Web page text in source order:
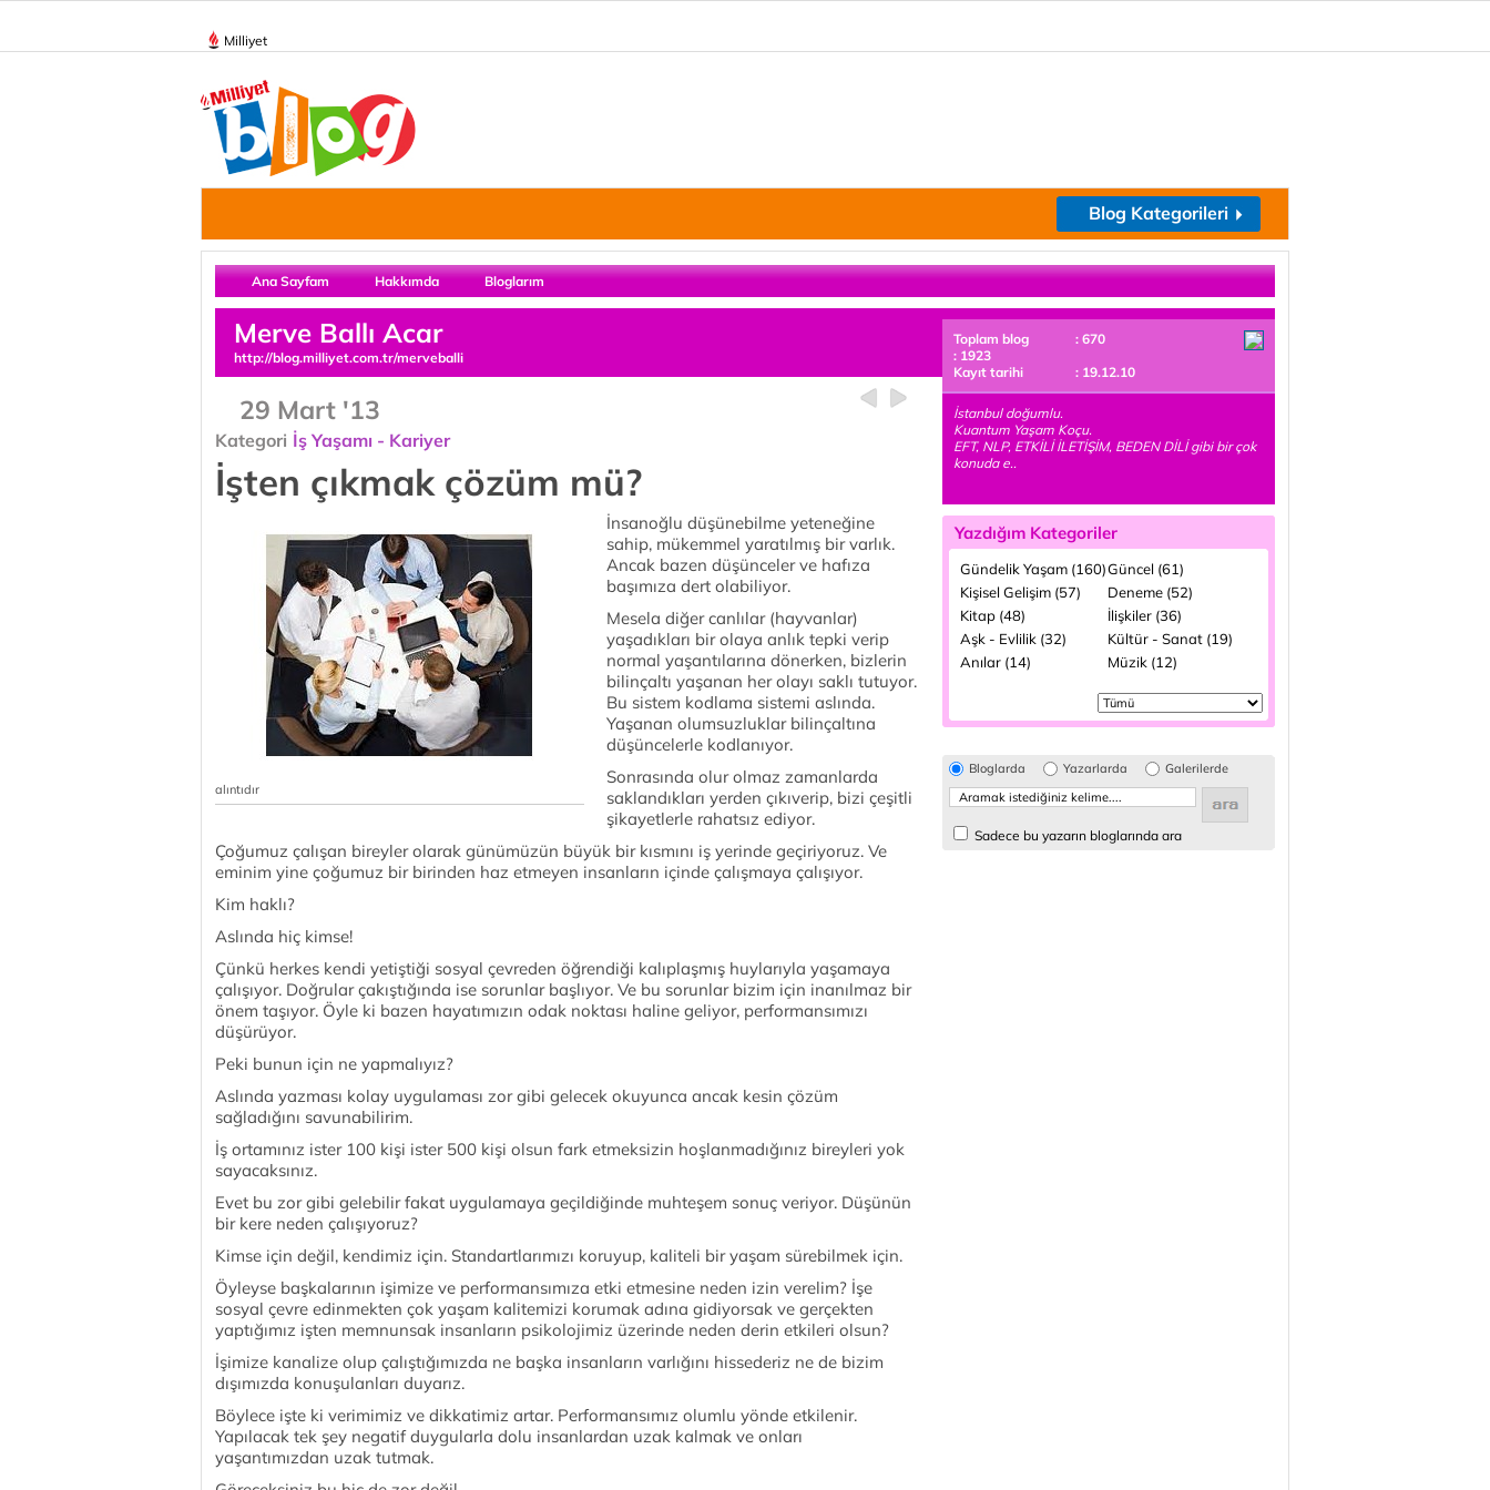
Milliyet
Blog Kategorileri
Ana Sayfam Hakkımda Bloglarım
Merve Ballı Acar
http://blog.milliyet.com.tr/merveballi
29 Mart '13
Kategori İş Yaşamı - Kariyer
İşten çıkmak çözüm mü?
alıntıdır
İnsanoğlu düşünebilme yeteneğine
sahip, mükemmel yaratılmış bir varlık.
Ancak bazen düşünceler ve hafıza
başımıza dert olabiliyor.
Mesela diğer canlılar (hayvanlar)
yaşadıkları bir olaya anlık tepki verip
normal yaşantılarına dönerken, bizlerin
bilinçaltı yaşanan her olayı saklı tutuyor.
Bu sistem kodlama sistemi aslında.
Yaşanan olumsuzluklar bilinçaltına
düşüncelerle kodlanıyor.
Sonrasında olur olmaz zamanlarda
saklandıkları yerden çıkıverip, bizi çeşitli
şikayetlerle rahatsız ediyor.
Çoğumuz çalışan bireyler olarak günümüzün büyük bir kısmını iş yerinde geçiriyoruz. Ve
eminim yine çoğumuz bir birinden haz etmeyen insanların içinde çalışmaya çalışıyor.
Kim haklı?
Aslında hiç kimse!
Çünkü herkes kendi yetiştiği sosyal çevreden öğrendiği kalıplaşmış huylarıyla yaşamaya
çalışıyor. Doğrular çakıştığında ise sorunlar başlıyor. Ve bu sorunlar bizim için inanılmaz bir
önem taşıyor. Öyle ki bazen hayatımızın odak noktası haline geliyor, performansımızı
düşürüyor.
Peki bunun için ne yapmalıyız?
Aslında yazması kolay uygulaması zor gibi gelecek okuyunca ancak kesin çözüm
sağladığını savunabilirim.
İş ortamınız ister 100 kişi ister 500 kişi olsun fark etmeksizin hoşlanmadığınız bireyleri yok
sayacaksınız.
Evet bu zor gibi gelebilir fakat uygulamaya geçildiğinde muhteşem sonuç veriyor. Düşünün
bir kere neden çalışıyoruz?
Kimse için değil, kendimiz için. Standartlarımızı koruyup, kaliteli bir yaşam sürebilmek için.
Öyleyse başkalarının işimize ve performansımıza etki etmesine neden izin verelim? İşe
sosyal çevre edinmekten çok yaşam kalitemizi korumak adına gidiyorsak ve gerçekten
yaptığımız işten memnunsak insanların psikolojimiz üzerinde neden derin etkileri olsun?
İşimize kanalize olup çalıştığımızda ne başka insanların varlığını hissederiz ne de bizim
dışımızda konuşulanları duyarız.
Böylece işte ki verimimiz ve dikkatimiz artar. Performansımız olumlu yönde etkilenir.
Yapılacak tek şey negatif duygularla dolu insanlardan uzak kalmak ve onları
yaşantımızdan uzak tutmak.
Toplam blog
: 670
: 1923
Kayıt tarihi
: 19.12.10
İstanbul doğumlu.
Kuantum Yaşam Koçu.
EFT, NLP, ETKİLİ İLETİŞİM, BEDEN DİLİ gibi bir çok
konuda e..
Yazdığım Kategoriler
Gündelik Yaşam (160)Güncel (61)
Kişisel Gelişim (57)
Deneme (52)
Kitap (48)
İlişkiler (36)
Aşk - Evlilik (32)
Kültür - Sanat (19)
Anılar (14)
Müzik (12)
Bloglarda Yazarlarda Galerilerde
Sadece bu yazarın bloglarında ara